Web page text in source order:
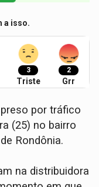
a isso.
3
Triste
2
Grr
por tráfico
(25) no bairro
Rondônia.
na distribuidora